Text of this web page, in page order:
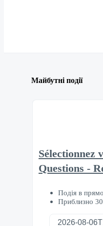
Майбутні події
Sélectionnez
Questions -
Подія в
Приблизно